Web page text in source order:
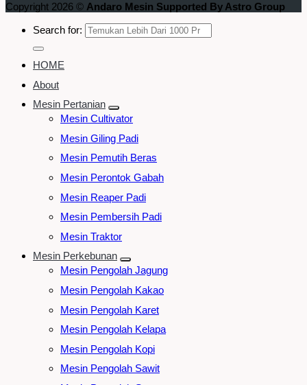
Copyright 2026 © Andaro Mesin Supported By Astro Group
Search for:
HOME
About
Mesin Pertanian
Mesin Cultivator
Mesin Giling Padi
Mesin Pemutih Beras
Mesin Perontok Gabah
Mesin Reaper Padi
Mesin Pembersih Padi
Mesin Traktor
Mesin Perkebunan
Mesin Pengolah Jagung
Mesin Pengolah Kakao
Mesin Pengolah Karet
Mesin Pengolah Kelapa
Mesin Pengolah Kopi
Mesin Pengolah Sawit